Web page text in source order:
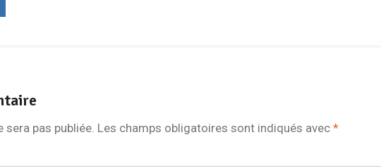
sera pas publiée. Les champs obligatoires sont indiqués avec *